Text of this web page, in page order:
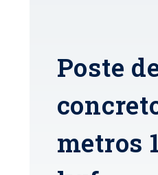
Poste
metros